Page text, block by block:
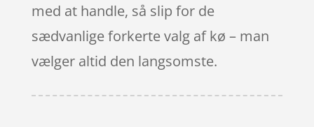
med at handle, så slip for de
sædvanlige forkerte valg af kø – man
vælger altid den langsomste.